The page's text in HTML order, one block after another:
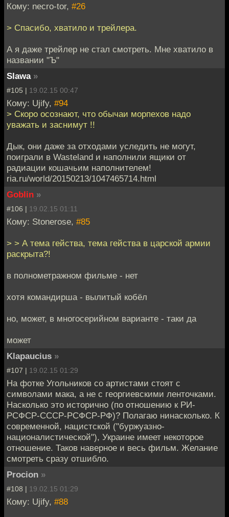
Кому: necro-tor, #26
> Спасибо, хватило и трейлера.
А я даже трейлер не стал смотреть. Мне хватило в
названии "Ъ"
Slawa »
#105 | 19.02.15 00:47
Кому: Ujify, #94
> Скоро осознают, что обычаи морпехов надо
уважать и заснимут !!
Дык, они даже за отходами уследить не могут,
поиграли в Wasteland и наполнили ящики от
радиации кошачьим наполнителем!
ria.ru/world/20150213/1047465714.html
Goblin »
#106 | 19.02.15 01:11
Кому: Stonerose, #85
> > А тема гейства, тема гейства в царской армии
раскрыта?!
в полнометражном фильме - нет
хотя командирша - вылитый кобёл
но, может, в многосерийном варианте - таки да
может
Klapaucius »
#107 | 19.02.15 01:29
На фотке Угольников со артистами стоят с
символами мака, а не с георгиевскими ленточками.
Насколько это исторично (по отношению к РИ-
РСФСР-СССР-РСФСР-РФ)? Полагаю нинасколько. К
современной, нацистской ("буржуазно-
националистической"), Украине имеет некоторое
отношение. Таков наверное и весь фильм. Желание
смотреть сразу отшибло.
Procion »
#108 | 19.02.15 01:29
Кому: Ujify, #88